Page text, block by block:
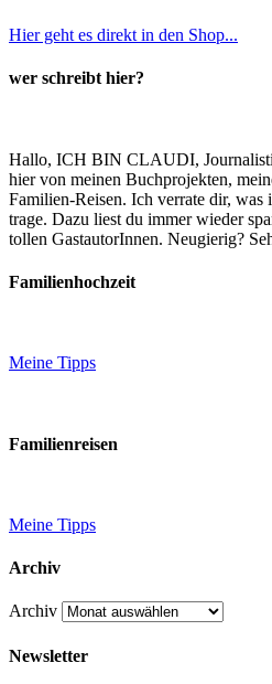
Hier geht es direkt in den Shop...
wer schreibt hier?
Hallo, ICH BIN CLAUDI,
hier von meinen Buchprojekten,
Familien-Reisen. Ich verrate dir, was
trage. Dazu liest du immer wieder
tollen GastautorInnen. Neugierig?
Familienhochzeit
Meine Tipps
Familienreisen
Meine Tipps
Archiv
Archiv
Newsletter